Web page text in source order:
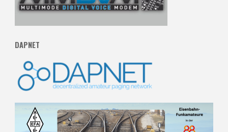
DAPNET